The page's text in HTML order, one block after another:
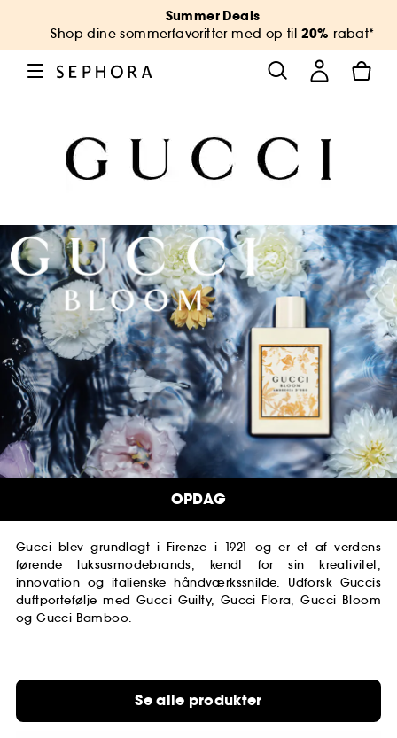
Summer Deals
Shop dine sommerfavoritter med op til 20% rabat*
Gucci blev grundlagt i Firenze i 1921 og er et af verdens
førende luksusmodebrands, kendt for sin kreativitet,
innovation og italienske håndværkssnilde. Udforsk Guccis
duftportefølje med Gucci Guilty, Gucci Flora, Gucci Bloom
og Gucci Bamboo.
Se alle produkter
OPDAG